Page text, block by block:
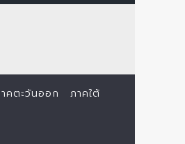
คตะวันออก ภาคใต้